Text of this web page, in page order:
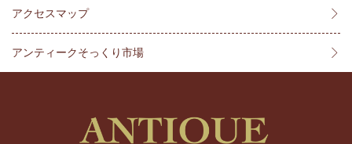
アクセスマップ
アンティークそっくり市場